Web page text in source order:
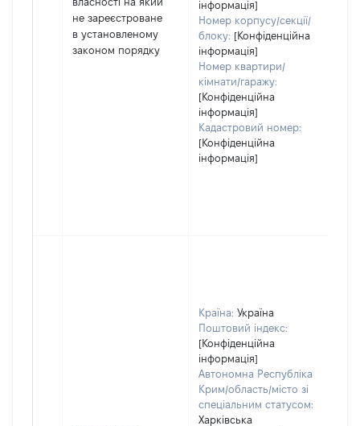
не зареєстроване
в установленому
законом порядку
інформація]
Номер корпусу/секції/
блоку: [Конфіденційна
інформація]
Номер квартири/
кімнати/гаражу:
[Конфіденційна
інформація]
Кадастровий номер:
[Конфіденційна
інформація]
Країна: Україна
Поштовий індекс:
[Конфіденційна
інформація]
Автономна Республіка
Крим/область/місто зі
спеціальним статусом:
Харківська